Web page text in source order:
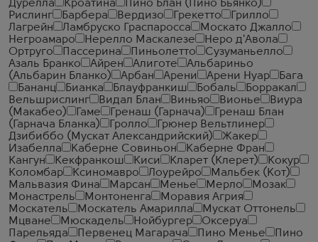
Дурелла Кроатина
Пино Блан (Пино Бьянко)
Рислинг
Барбера Вердизо Грекетто
Грилло
Лагрейн
Ламбруско Граспаросса
Москато Джалло
Негроамаро
Нерелло Маскалезе
Неро д'Авола
Ортруго
Пассерина Пиньолетто
Сузуманьелло
Азаль Бранко
Айрен Алиготе
Альбариньо
(Альбарин Бланко)
Арбан Арени Арени Нуар
Бага
Бананц
Бианка Блауфранкиш Бобаль
Борракал
Вельшрислинг
Видал Блан Виньяо Вионье
Виура
(Макабео)
Гаме Гренаш (Гарнача)
Гренаш Блан
(Гарнача Бланка)
Гролло
Грюнер Вельтлинер
Дзибиббо (Мускат Александрийский)
Жакер
Изабелла
Каберне Совиньон
Каберне Фран
Кангун
Кекфранкош Киси Кларет (Клерет)
Кокур
Коломбар
Ксиномавро Лоурейро
Мальбек (Кот)
Мальвазия Фина
Марсан Менье Мерло
Мозак
Монастрель
Монтоненга
Моравия Агрия
Москатель
Москатель Амарилла
Мускат Оттонель
Мцване
Мюскадель Нойбургер
Оксеруа
Парельяда
Первенец Магарача Пино Менье
Пино